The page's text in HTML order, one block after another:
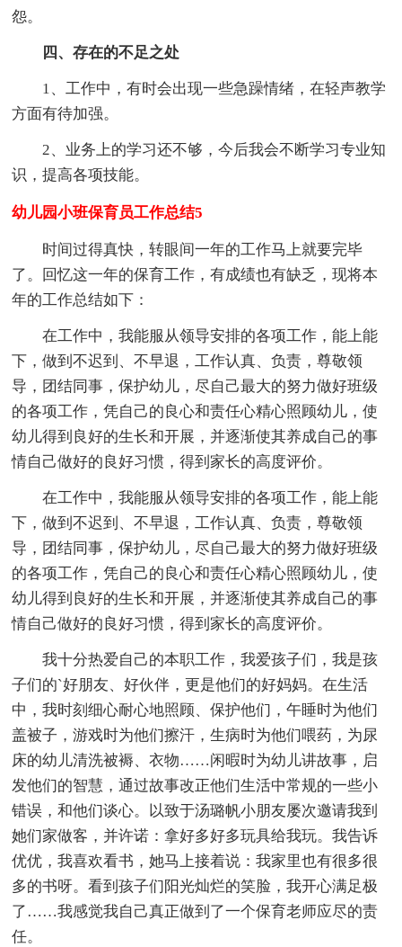
怨。
四、存在的不足之处
1、工作中，有时会出现一些急躁情绪，在轻声教学
方面有待加强。
2、业务上的学习还不够，今后我会不断学习专业知
识，提高各项技能。
幼儿园小班保育员工作总结5
时间过得真快，转眼间一年的工作马上就要完毕
了。回忆这一年的保育工作，有成绩也有缺乏，现将本
年的工作总结如下：
在工作中，我能服从领导安排的各项工作，能上能
下，做到不迟到、不早退，工作认真、负责，尊敬领
导，团结同事，保护幼儿，尽自己最大的努力做好班级
的各项工作，凭自己的良心和责任心精心照顾幼儿，使
幼儿得到良好的生长和开展，并逐渐使其养成自己的事
情自己做好的良好习惯，得到家长的高度评价。
在工作中，我能服从领导安排的各项工作，能上能
下，做到不迟到、不早退，工作认真、负责，尊敬领
导，团结同事，保护幼儿，尽自己最大的努力做好班级
的各项工作，凭自己的良心和责任心精心照顾幼儿，使
幼儿得到良好的生长和开展，并逐渐使其养成自己的事
情自己做好的良好习惯，得到家长的高度评价。
我十分热爱自己的本职工作，我爱孩子们，我是孩
子们的`好朋友、好伙伴，更是他们的好妈妈。在生活
中，我时刻细心耐心地照顾、保护他们，午睡时为他们
盖被子，游戏时为他们擦汗，生病时为他们喂药，为尿
床的幼儿清洗被褥、衣物……闲暇时为幼儿讲故事，启
发他们的智慧，通过故事改正他们生活中常规的一些小
错误，和他们谈心。以致于汤璐帆小朋友屡次邀请我到
她们家做客，并许诺：拿好多好多玩具给我玩。我告诉
优优，我喜欢看书，她马上接着说：我家里也有很多很
多的书呀。看到孩子们阳光灿烂的笑脸，我开心满足极
了……我感觉我自己真正做到了一个保育老师应尽的责
任。